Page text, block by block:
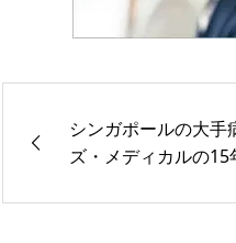
シンガポールの大手
ズ・メディカルの15